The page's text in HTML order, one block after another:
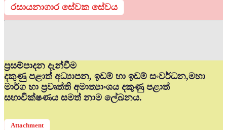
රසායනාගාර සේවක සේවය
ප්‍රසම්පාදන දැන්වීම
දකුණු පළාත් අධ්‍යාපන, ඉඩම් හා ඉඩම් සංවර්ධන,මහා
මාර්ග හා ප්‍රවෘත්ති අමාත්‍යාංශය දකුණු පළාත්
සභාවික්ෂණය සමත් නාම ලේඛනය.
Attachment